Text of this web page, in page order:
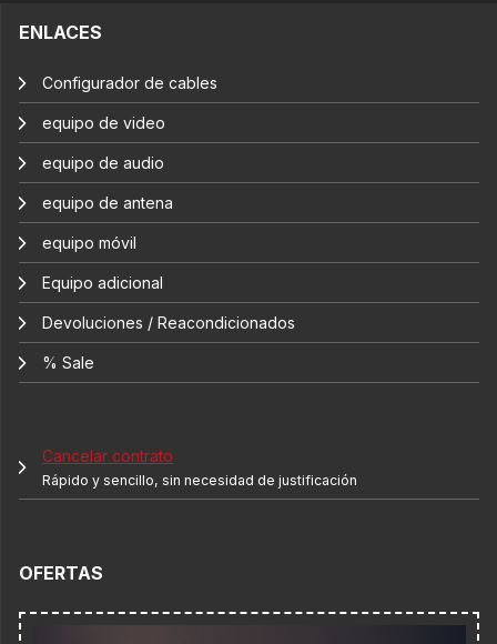
ENLACES
Configurador de cables
equipo de video
equipo de audio
equipo de antena
equipo móvil
Equipo adicional
Devoluciones / Reacondicionados
% Sale
Cancelar contrato
Rápido y sencillo, sin necesidad de justificación
OFERTAS